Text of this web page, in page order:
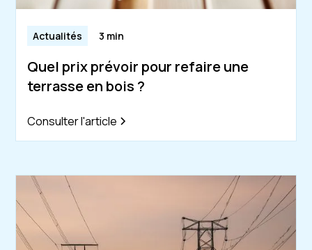
Actualités 3 min
Quel prix prévoir pour refaire une
terrasse en bois ?
Consulter l'article